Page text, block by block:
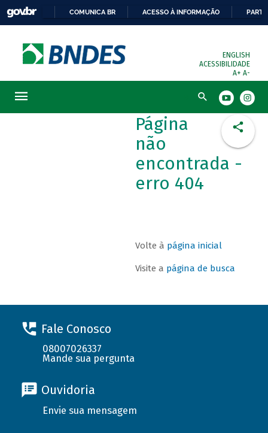
COMUNICA BR ACESSO À INFORMAÇÃO
ENGLISH
ACESSIBILIDADE
A+ A-
Busca
Página
não
encontrada -
erro 404
Volte à página inicial
Visite a página de busca
Fale Conosco
08007026337
Mande sua pergunta
Ouvidoria
Envie sua mensagem